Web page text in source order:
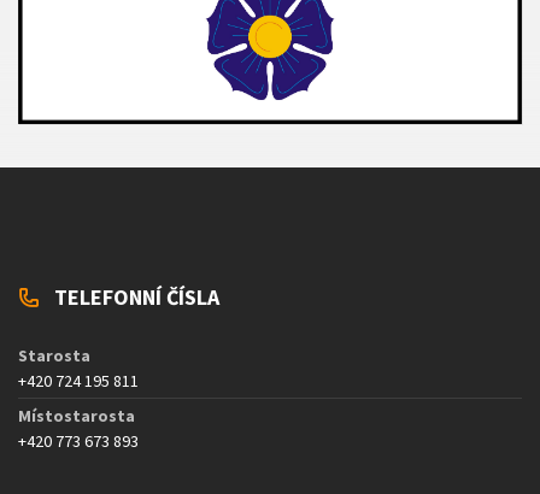
TELEFONNÍ ČÍSLA
Starosta
+420 724 195 811
Místostarosta
+420 773 673 893